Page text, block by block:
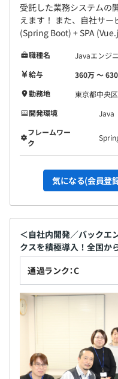
受託した業務システムの
えます！ また、自社サー
(Spring Boot) + SPA
職種名
Javaエンジ
給与
360万 〜
勤務地
東京都中央
開発環境
Java
フレームワー
ク
気になる(会員登
＜自社内開発／バックエ
クスを積極導入！全国か
通過ランク：C